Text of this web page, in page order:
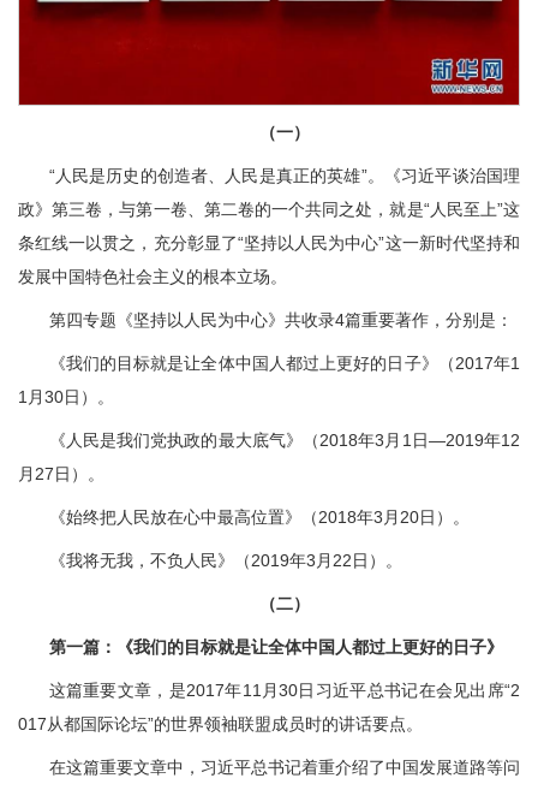
（一）
“人民是历史的创造者、人民是真正的英雄”。《习近平谈治国理
政》第三卷，与第一卷、第二卷的一个共同之处，就是“人民至上”这
条红线一以贯之，充分彰显了“坚持以人民为中心”这一新时代坚持和
发展中国特色社会主义的根本立场。
第四专题《坚持以人民为中心》共收录4篇重要著作，分别是：
《我们的目标就是让全体中国人都过上更好的日子》（2017年1
1月30日）。
《人民是我们党执政的最大底气》（2018年3月1日—2019年12
月27日）。
《始终把人民放在心中最高位置》（2018年3月20日）。
《我将无我，不负人民》（2019年3月22日）。
（二）
第一篇：《我们的目标就是让全体中国人都过上更好的日子》
这篇重要文章，是2017年11月30日习近平总书记在会见出席“2
017从都国际论坛”的世界领袖联盟成员时的讲话要点。
在这篇重要文章中，习近平总书记着重介绍了中国发展道路等问